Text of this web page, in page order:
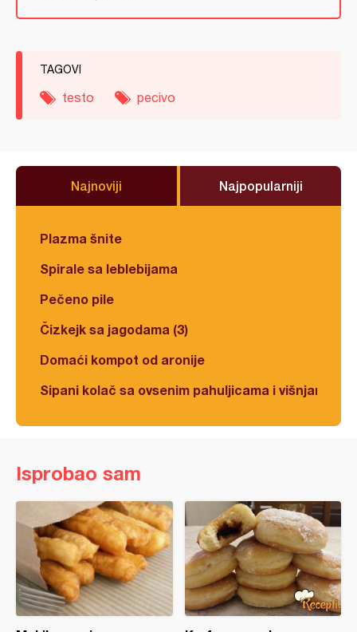
TAGOVI
testo pecivo
Najnoviji Najpopularniji
Plazma šnite
Spirale sa leblebijama
Pečeno pile
Čizkejk sa jagodama (3)
Domaći kompot od aronije
Sipani kolač sa ovsenim pahuljicama i višnjama
Isprobao sam